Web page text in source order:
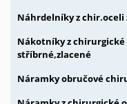
Náhrdelníky z chir.oceli
Nákotníky z chirurgické
stříbrné,zlacené
Náramky obručové